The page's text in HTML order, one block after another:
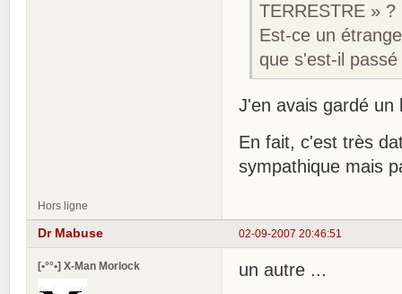
TERRESTRE » ?
Est-ce un
que s'est-il
J'en avais gardé un
En fait, c'est très
sympathique mais
Hors ligne
02-09-2007 20:46:51
Dr Mabuse
[•°°•] X-Man Morlock
un autre ...